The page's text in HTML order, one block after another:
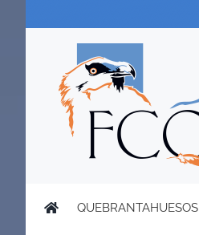
QUEBRANTAHUESOS